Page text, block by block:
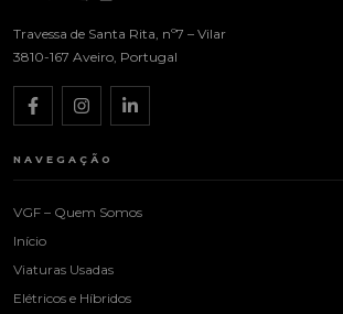
Travessa de Santa Rita, nº7 – Vilar
3810-167 Aveiro, Portugal
NAVEGAÇÃO
VGF – Quem Somos
Início
Viaturas Usadas
Elétricos e Híbridos